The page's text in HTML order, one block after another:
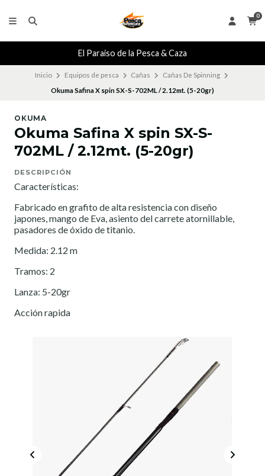
0
El Paraiso de la Pesca & Caza
Inicio Equipos de pesca Cañas
Cañas De Spinning
Okuma Safina X spin SX-S-702ML / 2.12mt. (5-20gr)
OKUMA
Okuma Safina X spin SX-S-
702ML / 2.12mt. (5-20gr)
DESCRIPCIÓN
Características:
Fabricado en grafito de alta resistencia con diseño
japones, mango de Eva, asiento del carrete atornillable,
pasadores de óxido de titanio.
Medida: 2.12 m
Tramos: 2
Lanza: 5-20gr
Acción rapida